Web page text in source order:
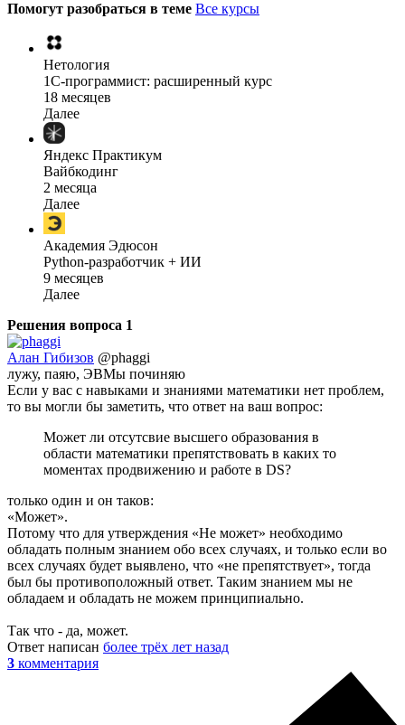
Помогут разобраться в теме Все курсы
Нетология
1C-программист: расширенный курс
18 месяцев
Далее
Яндекс Практикум
Вайбкодинг
2 месяца
Далее
Академия Эдюсон
Python-разработчик + ИИ
9 месяцев
Далее
Решения вопроса 1
Алан Гибизов @phaggi
лужу, паяю, ЭВМы починяю
Если у вас с навыками и знаниями математики нет проблем,
то вы могли бы заметить, что ответ на ваш вопрос:
Может ли отсутсвие высшего образования в
области математики препятствовать в каких то
моментах продвижению и работе в DS?
только один и он таков:
«Может».
Потому что для утверждения «Не может» необходимо
обладать полным знанием обо всех случаях, и только если во
всех случаях будет выявлено, что «не препятствует», тогда
был бы противоположный ответ. Таким знанием мы не
обладаем и обладать не можем принципиально.
Так что - да, может.
Ответ написан более трёх лет назад
3 комментария